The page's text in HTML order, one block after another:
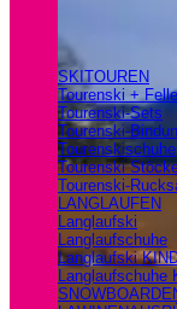
SKITOUREN
Tourenski + Felle
Tourenski-Sets
Tourenski-
Tourenskischuhe
Tourenski
Tourenski-
LANGLAUFEN
Langlaufski
Langlaufschuhe
Langlaufski
Langlaufschuhe